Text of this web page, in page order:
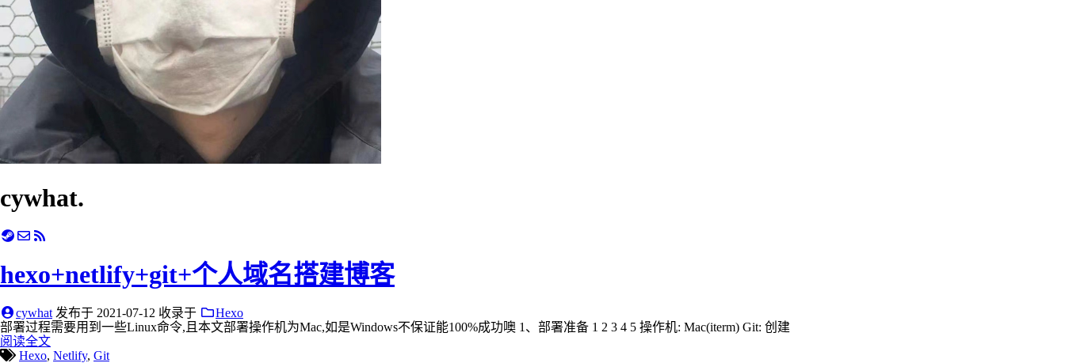
cywhat.
hexo+netlify+git+个人域名搭建博客
cywhat 发布于 2021-07-12 收录于
Hexo
部署过程需要用到一些Linux命令,且本文部署操作机为Mac,如是Windows不保证能100%成功噢 1、部署准备 1 2 3 4 5 操作机: Mac(iterm) Git: 创建
阅读全文
Hexo, Netlify, Git